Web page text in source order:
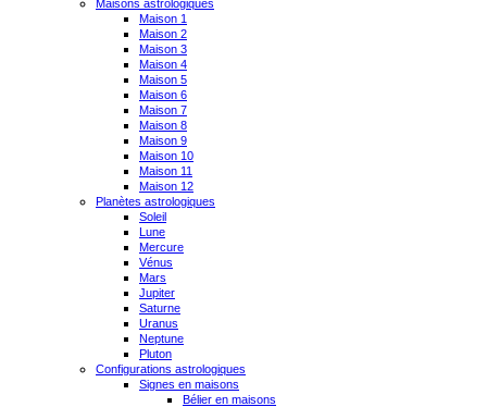
Maisons astrologiques
Maison 1
Maison 2
Maison 3
Maison 4
Maison 5
Maison 6
Maison 7
Maison 8
Maison 9
Maison 10
Maison 11
Maison 12
Planètes astrologiques
Soleil
Lune
Mercure
Vénus
Mars
Jupiter
Saturne
Uranus
Neptune
Pluton
Configurations astrologiques
Signes en maisons
Bélier en maisons